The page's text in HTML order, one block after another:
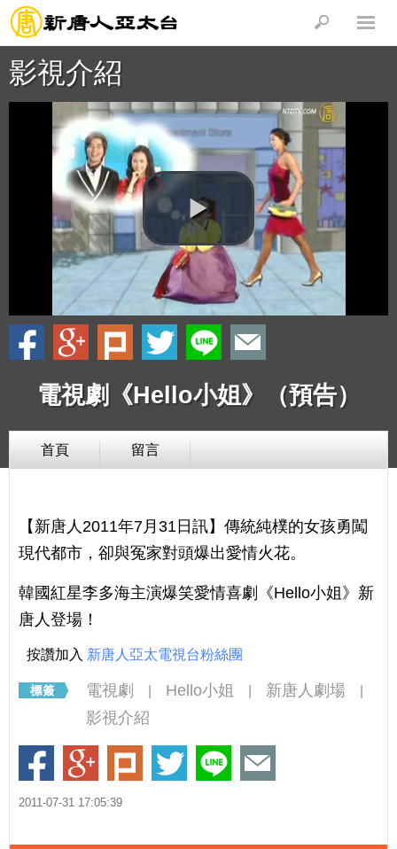
影視介紹
電視劇《Hello小姐》（預告）
首頁 留言
【新唐人2011年7月31日訊】傳統純樸的女孩勇闖
現代都市，卻與冤家對頭爆出愛情火花。
韓國紅星李多海主演爆笑愛情喜劇《Hello小姐》新
唐人登場！
按讚加入 新唐人亞太電視台粉絲團
電視劇 Hello小姐 新唐人劇場
影視介紹
2011-07-31 17:05:39